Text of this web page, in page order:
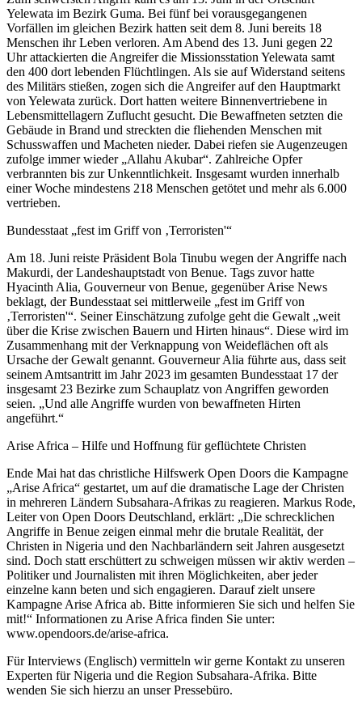
Yelewata im Bezirk Guma. Bei fünf bei vorausgegangenen
Vorfällen im gleichen Bezirk hatten seit dem 8. Juni bereits 18
Menschen ihr Leben verloren. Am Abend des 13. Juni gegen 22
Uhr attackierten die Angreifer die Missionsstation Yelewata samt
den 400 dort lebenden Flüchtlingen. Als sie auf Widerstand seitens
des Militärs stießen, zogen sich die Angreifer auf den Hauptmarkt
von Yelewata zurück. Dort hatten weitere Binnenvertriebene in
Lebensmittellagern Zuflucht gesucht. Die Bewaffneten setzten die
Gebäude in Brand und streckten die fliehenden Menschen mit
Schusswaffen und Macheten nieder. Dabei riefen sie Augenzeugen
zufolge immer wieder „Allahu Akubar“. Zahlreiche Opfer
verbrannten bis zur Unkenntlichkeit. Insgesamt wurden innerhalb
einer Woche mindestens 218 Menschen getötet und mehr als 6.000
vertrieben.
Bundesstaat „fest im Griff von ‚Terroristen'“
Am 18. Juni reiste Präsident Bola Tinubu wegen der Angriffe nach
Makurdi, der Landeshauptstadt von Benue. Tags zuvor hatte
Hyacinth Alia, Gouverneur von Benue, gegenüber Arise News
beklagt, der Bundesstaat sei mittlerweile „fest im Griff von
‚Terroristen'“. Seiner Einschätzung zufolge geht die Gewalt „weit
über die Krise zwischen Bauern und Hirten hinaus“. Diese wird im
Zusammenhang mit der Verknappung von Weideflächen oft als
Ursache der Gewalt genannt. Gouverneur Alia führte aus, dass seit
seinem Amtsantritt im Jahr 2023 im gesamten Bundesstaat 17 der
insgesamt 23 Bezirke zum Schauplatz von Angriffen geworden
seien. „Und alle Angriffe wurden von bewaffneten Hirten
angeführt.“
Arise Africa – Hilfe und Hoffnung für geflüchtete Christen
Ende Mai hat das christliche Hilfswerk Open Doors die Kampagne
„Arise Africa“ gestartet, um auf die dramatische Lage der Christen
in mehreren Ländern Subsahara-Afrikas zu reagieren. Markus Rode,
Leiter von Open Doors Deutschland, erklärt: „Die schrecklichen
Angriffe in Benue zeigen einmal mehr die brutale Realität, der
Christen in Nigeria und den Nachbarländern seit Jahren ausgesetzt
sind. Doch statt erschüttert zu schweigen müssen wir aktiv werden –
Politiker und Journalisten mit ihren Möglichkeiten, aber jeder
einzelne kann beten und sich engagieren. Darauf zielt unsere
Kampagne Arise Africa ab. Bitte informieren Sie sich und helfen Sie
mit!“ Informationen zu Arise Africa finden Sie unter:
www.opendoors.de/arise-africa.
Für Interviews (Englisch) vermitteln wir gerne Kontakt zu unseren
Experten für Nigeria und die Region Subsahara-Afrika. Bitte
wenden Sie sich hierzu an unser Pressebüro.